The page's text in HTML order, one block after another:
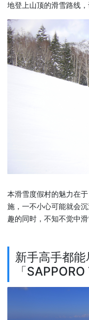
地登上山顶的滑雪路线
本滑雪度假村的魅力在
施，一不小心可能就会
趣的同时，不知不觉中
新手高手都能
「SAPPORO